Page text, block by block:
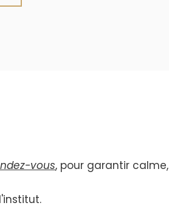
vous, pour garantir calme,